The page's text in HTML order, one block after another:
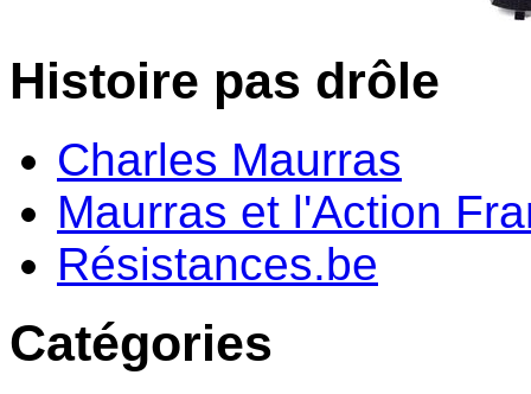
Histoire pas drôle
Charles Maurras
Maurras et l'Action
Résistances.be
Catégories